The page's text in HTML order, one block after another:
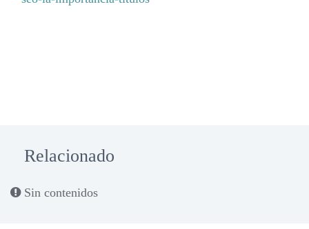
Relacionado
Sin contenidos